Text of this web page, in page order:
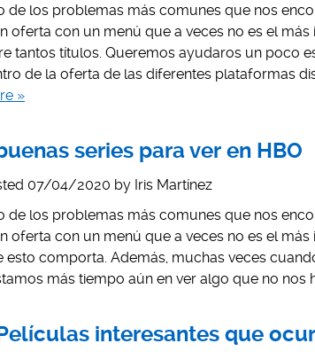
de los problemas más comunes que nos
oferta con un menú que a veces no es el
tantos títulos. Queremos ayudaros un poco
de la oferta de las diferentes plataformas
»
series para ver en HBO
07/04/2020 by Iris Martínez
de los problemas más comunes que nos
oferta con un menú que a veces no es el
esto comporta. Además, muchas veces
más tiempo aún en ver algo que no nos
interesantes que